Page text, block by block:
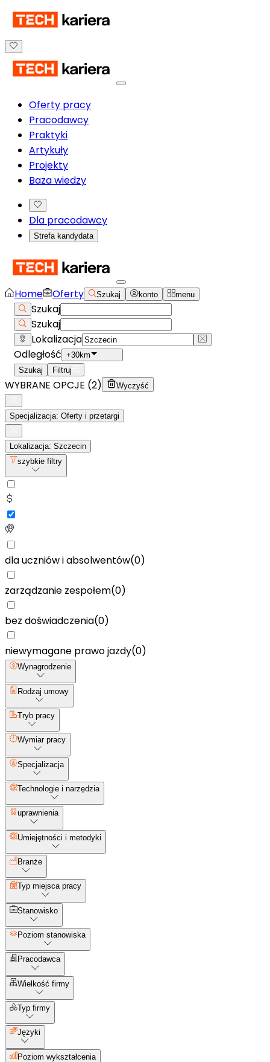
Oferty pracy
Pracodawcy
Praktyki
Artykuły
Projekty
Baza wiedzy
Dla pracodawcy
Strefa kandydata
Home Oferty Szukaj konto menu
Szukaj
Szukaj
Lokalizacja
Odległość +30km
Szukaj
Filtruj
WYBRANE OPCJE (2) Wyczyść
Specjalizacja: Oferty i przetargi
Lokalizacja: Szczecin
szybkie filtry
dla uczniów i absolwentów(0)
zarządzanie zespołem(0)
bez doświadczenia(0)
niewymagane prawo jazdy(0)
Wynagrodzenie
Rodzaj umowy
Tryb pracy
Wymiar pracy
Specjalizacja
Technologie i narzędzia
uprawnienia
Umiejętności i metodyki
Branże
Typ miejsca pracy
Stanowisko
Poziom stanowiska
Pracodawca
Wielkość firmy
Typ firmy
Języki
Poziom wykształcenia